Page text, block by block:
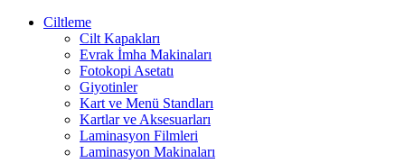
Ciltleme
Cilt Kapakları
Evrak İmha Makinaları
Fotokopi Asetatı
Giyotinler
Kart ve Menü Standları
Kartlar ve Aksesuarları
Laminasyon Filmleri
Laminasyon Makinaları